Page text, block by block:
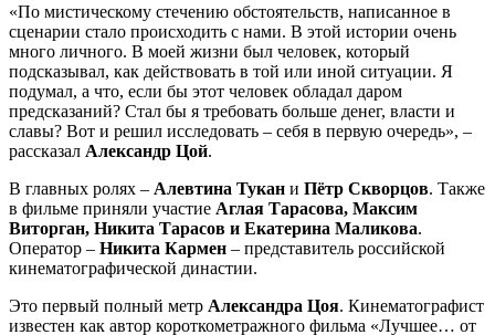
«По мистическому стечению обстоятельств, написанное в
сценарии стало происходить с нами. В этой истории очень
много личного. В моей жизни был человек, который
подсказывал, как действовать в той или иной ситуации. Я
подумал, а что, если бы этот человек обладал даром
предсказаний? Стал бы я требовать больше денег, власти и
славы? Вот и решил исследовать – себя в первую очередь», –
рассказал Александр Цой.
В главных ролях – Алевтина Тукан и Пётр Скворцов. Также
в фильме приняли участие Аглая Тарасова, Максим
Виторган, Никита Тарасов и Екатерина Маликова.
Оператор – Никита Кармен – представитель российской
кинематографической династии.
Это первый полный метр Александра Цоя. Кинематографист
известен как автор короткометражного фильма «Лучшее… от